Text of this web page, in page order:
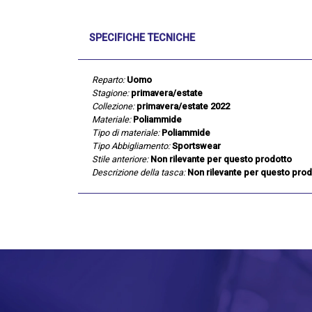
SPECIFICHE TECNICHE
Reparto: Uomo
Stagione: primavera/estate
Collezione: primavera/estate 2022
Materiale: Poliammide
Tipo di materiale: Poliammide
Tipo Abbigliamento: Sportswear
Stile anteriore: Non rilevante per questo prodotto
Descrizione della tasca: Non rilevante per questo